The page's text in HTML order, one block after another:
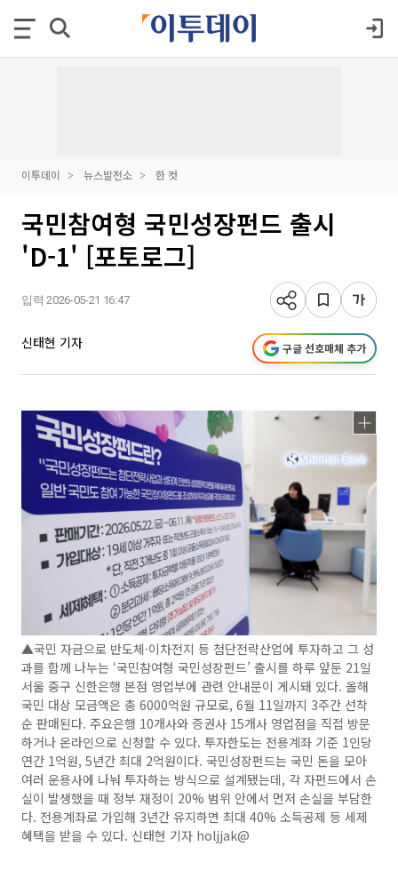
이투데이 뉴스발전소 한 컷
국민참여형 국민성장펀드 출시
'D-1' [포토로그]
입력 2026-05-21 16:47
신태현 기자 구글 선호매체 추가
▲국민 자금으로 반도체·이차전지 등 첨단전략산업에 투자하고 그 성
과를 함께 나누는 ‘국민참여형 국민성장펀드’ 출시를 하루 앞둔 21일
서울 중구 신한은행 본점 영업부에 관련 안내문이 게시돼 있다. 올해
국민 대상 모금액은 총 6000억원 규모로, 6월 11일까지 3주간 선착
순 판매된다. 주요은행 10개사와 증권사 15개사 영업점을 직접 방문
하거나 온라인으로 신청할 수 있다. 투자한도는 전용계좌 기준 1인당
연간 1억원, 5년간 최대 2억원이다. 국민성장펀드는 국민 돈을 모아
여러 운용사에 나눠 투자하는 방식으로 설계됐는데, 각 자펀드에서 손
실이 발생했을 때 정부 재정이 20% 범위 안에서 먼저 손실을 부담한
다. 전용계좌로 가입해 3년간 유지하면 최대 40% 소득공제 등 세제
혜택을 받을 수 있다. 신태현 기자 holjjak@